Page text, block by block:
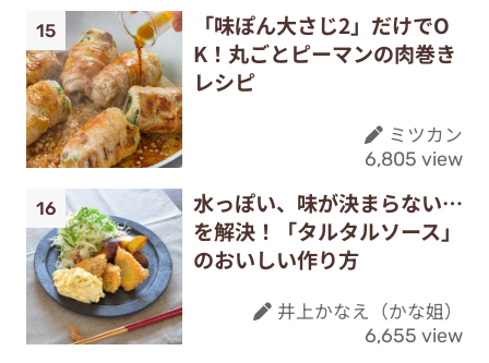
「味ぽん大さじ2」だけでO
K！丸ごとピーマンの肉巻き
レシピ
ミツカン
6,805 view
水っぽい、味が決まらない…
を解決！「タルタルソース」
のおいしい作り方
井上かなえ（かな姐）
6,655 view